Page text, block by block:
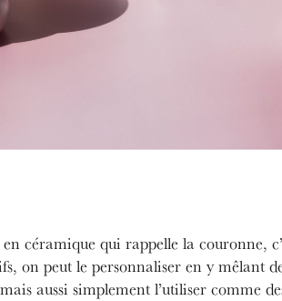
en céramique qui rappelle la couronne,
on peut le personnaliser en y mêlant
aussi simplement l’utiliser comme